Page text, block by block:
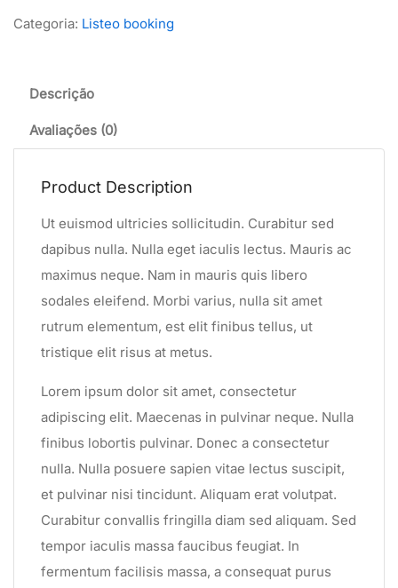
Categoria: Listeo booking
Descrição
Avaliações (0)
Product Description
Ut euismod ultricies sollicitudin. Curabitur sed
dapibus nulla. Nulla eget iaculis lectus. Mauris ac
maximus neque. Nam in mauris quis libero
sodales eleifend. Morbi varius, nulla sit amet
rutrum elementum, est elit finibus tellus, ut
tristique elit risus at metus.
Lorem ipsum dolor sit amet, consectetur
adipiscing elit. Maecenas in pulvinar neque. Nulla
finibus lobortis pulvinar. Donec a consectetur
nulla. Nulla posuere sapien vitae lectus suscipit,
et pulvinar nisi tincidunt. Aliquam erat volutpat.
Curabitur convallis fringilla diam sed aliquam. Sed
tempor iaculis massa faucibus feugiat. In
fermentum facilisis massa, a consequat purus